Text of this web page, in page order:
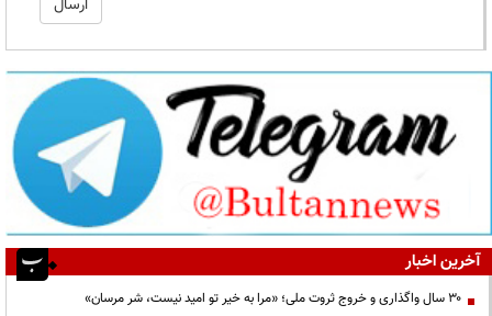
آخرین اخبار
۳۰ سال واگذاری و خروج ثروت ملی؛ «مرا به خیر تو امید نیست، شر مرسان»